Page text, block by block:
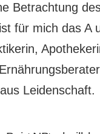
Betrachtung
für mich das A
Leidenschaft.